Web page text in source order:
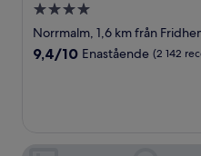
4.0-
stjärnigt
boende
Norrmalm, 1,6 km från
9.4
9,4/10 Enastående (2 142